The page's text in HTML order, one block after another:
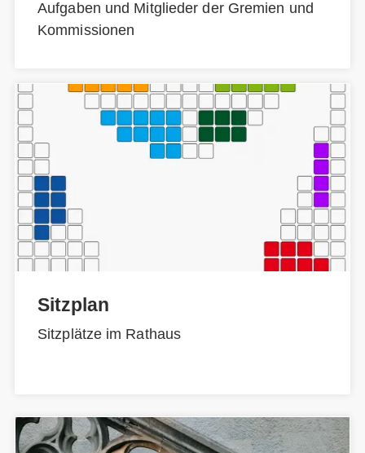
Aufgaben und Mitglieder der Gremien und
Kommissionen
Sitzplan
Sitzplätze im Rathaus